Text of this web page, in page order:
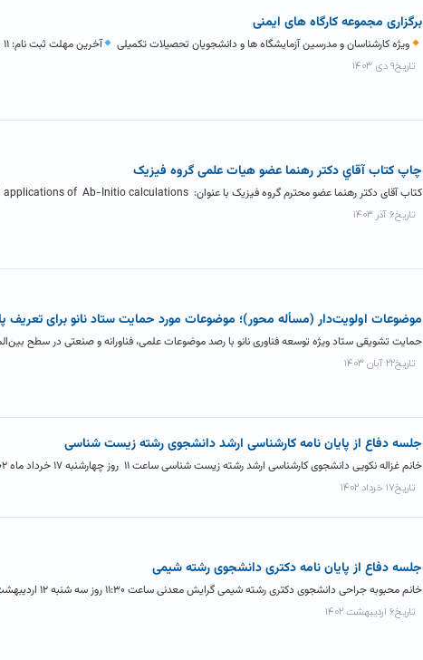
برگزاری مجموعه کارگاه های ایمنی
ویژه کارشناسان و مدرسین آزمایشگاه ها و دانشجویان تحصیلات تکمیلی آخرین مهلت ثبت نام: ۱۱ دی ماه
تاریخ۹ دی ۱۴۰۳
چاپ کتاب آقاي دکتر رهنما عضو هیات علمی گروه فیزیک
کتاب آقای دکتر رهنما عضو محترم گروه فیزیک با عنوان: Methods and applications of Ab-Initio calculations در انتشارات نوا در...
تاریخ۶ آذر ۱۴۰۳
موضوعات اولویت‌دار (مسأله محور)؛ موضوعات مورد حمایت ستاد نانو برای تعریف
حمایت تشویقی ستاد ویژه توسعه فناوری نانو با رصد موضوعات علمی، فناورانه و صنعتی در سطح
تاریخ۲۲ آبان ۱۴۰۳
جلسه دفاع از پایان نامه کارشناسی ارشد دانشجوی رشته زیست شناسی
خانم غزاله نکویی دانشجوی کارشناسی ارشد رشته زیست شناسی ساعت ۱۱ روز چهارشنبه ۱۷ خرداد ماه ۱۴۰۲ در سالن جلسات...
تاریخ۱۷ خرداد ۱۴۰۲
جلسه دفاع از پایان نامه دکتری دانشجوی رشته شیمی
خانم محبوبه جراحی دانشجوی دکتری رشته شیمی گرایش معدنی ساعت ۱۱:۳۰ روز سه شنبه ۱۲ اردیبهشت ماه ۱۴۰۲ در اتاق...
تاریخ۶ اردیبهشت ۱۴۰۲